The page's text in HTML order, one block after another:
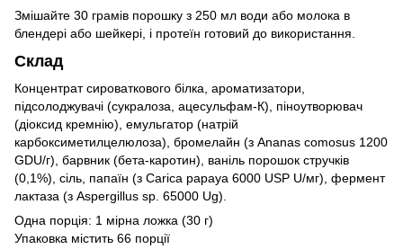
Змішайте 30 грамів порошку з 250 мл води або молока в
блендері або шейкері, і протеїн готовий до використання.
Склад
Концентрат сироваткового білка, ароматизатори,
підсолоджувачі (сукралоза, ацесульфам-К), піноутворювач
(діоксид кремнію), емульгатор (натрій
карбоксиметилцелюлоза), бромелайн (з Ananas comosus 1200
GDU/г), барвник (бета-каротин), ваніль порошок стручків
(0,1%), сіль, папаїн (з Carica papaya 6000 USP U/мг), фермент
лактаза (з Aspergillus sp. 65000 Ug).
Одна порція: 1 мірна ложка (30 г)
Упаковка містить 66 порції